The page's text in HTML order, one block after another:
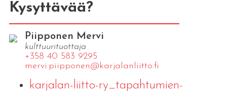
Kysyttävää?
Piipponen Mervi
kulttuurituottaja
+358 40 583 9295
mervi.​piipponen@​kar​jala​nlii​tto.​fi
karjalan-liitto-ry_tapahtumien-